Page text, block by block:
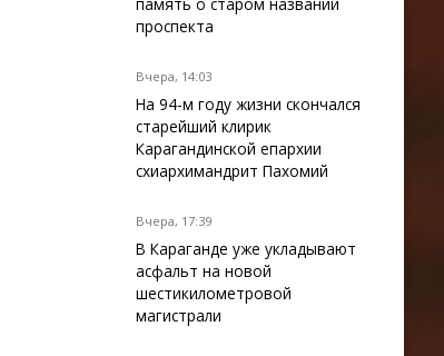
проспекта
Вчера, 14:03
На 94-м году жизни скончался
старейший клирик
Карагандинской епархии
схиархимандрит Пахомий
Вчера, 17:39
В Караганде уже укладывают
асфальт на новой
шестикилометровой
магистрали